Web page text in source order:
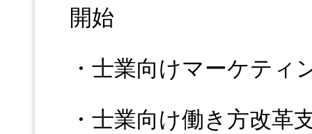
開始
・士業向けマーケティ
・士業向け働き方改革